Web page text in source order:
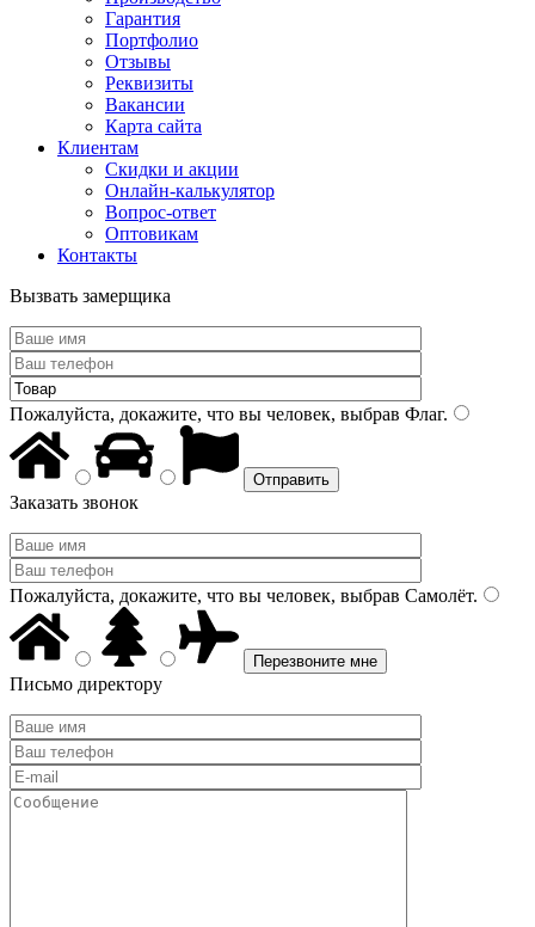
Гарантия
Портфолио
Отзывы
Реквизиты
Вакансии
Карта сайта
Клиентам
Скидки и акции
Онлайн-калькулятор
Вопрос-ответ
Оптовикам
Контакты
Вызвать замерщика
Пожалуйста, докажите, что вы человек, выбрав Флаг.
Заказать звонок
Пожалуйста, докажите, что вы человек, выбрав Самолёт.
Письмо директору